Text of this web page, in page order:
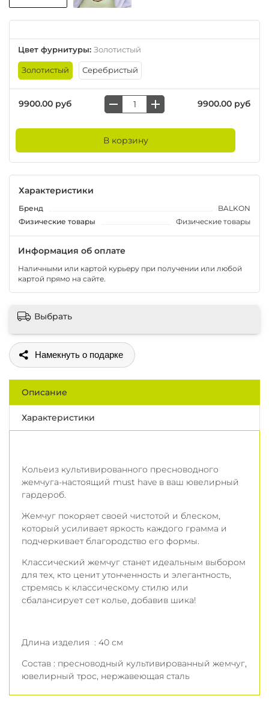
Цвет фурнитуры: Золотистый
Золотистый Серебристый
9900.00 руб 9900.00 руб
В корзину
Характеристики
Бренд
BALKON
Физические товары
Физические товары
Информация об оплате
Наличными или картой курьеру при получении или любой
картой прямо на сайте.
Выбрать
Поделиться
Описание
Характеристики
Кольеиз культивированного пресноводного
жемчуга-настоящий must have в ваш ювелирный
гардероб.
Жемчуг покоряет своей чистотой и блеском,
который усиливает яркость каждого грамма и
подчеркивает благородство его формы.
Классический жемчуг станет идеальным выбором
для тех, кто ценит утонченность и элегантность,
стремясь к классическому стилю или
сбалансирует сет колье, добавив шика!
Длина изделия : 40 см
Состав : пресноводный культивированный жемчуг,
ювелирный трос, нержавеющая сталь